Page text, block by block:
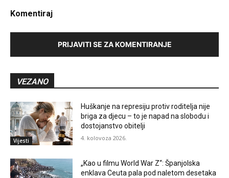
Komentiraj
PRIJAVITI SE ZA KOMENTIRANJE
VEZANO
Vijesti
Huškanje na represiju protiv roditelja nije
briga za djecu – to je napad na slobodu i
dostojanstvo obitelji
4. kolovoza 2026.
„Kao u filmu World War Z“: Španjolska
enklava Ceuta pala pod naletom desetaka